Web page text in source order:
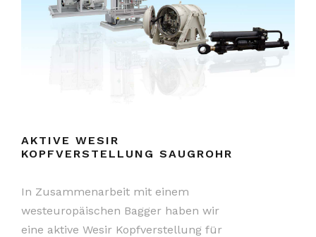
AKTIVE WESIR
KOPFVERSTELLUNG SAUGROHR
In Zusammenarbeit mit einem
westeuropäischen Bagger haben wir
eine aktive Wesir Kopfverstellung für